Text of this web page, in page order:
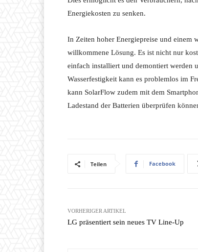
Energiekosten zu senken.
In Zeiten hoher Energiepreise und einem
willkommene Lösung. Es ist nicht nur
einfach installiert und demontiert werden
Wasserfestigkeit kann es problemlos im
kann SolarFlow zudem mit dem
Ladestand der Batterien überprüfen
Teilen Facebook
VORHERIGER ARTIKEL
LG präsentiert sein neues TV Line-Up